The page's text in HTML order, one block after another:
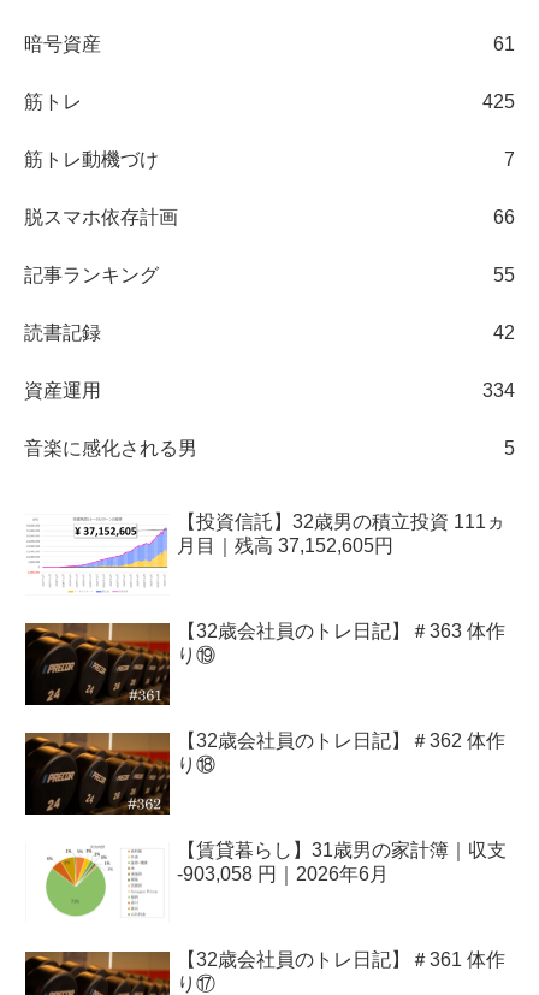
暗号資産 61
筋トレ 425
筋トレ動機づけ 7
脱スマホ依存計画 66
記事ランキング 55
読書記録 42
資産運用 334
音楽に感化される男 5
【投資信託】32歳男の積立投資 111ヵ
月目｜残高 37,152,605円
【32歳会社員のトレ日記】＃363 体作
り⑲
【32歳会社員のトレ日記】＃362 体作
り⑱
【賃貸暮らし】31歳男の家計簿｜収支
-903,058 円｜2026年6月
【32歳会社員のトレ日記】＃361 体作
り⑰